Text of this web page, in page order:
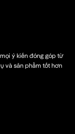
ý kiến đóng góp từ
và sản phẩm tốt hơn